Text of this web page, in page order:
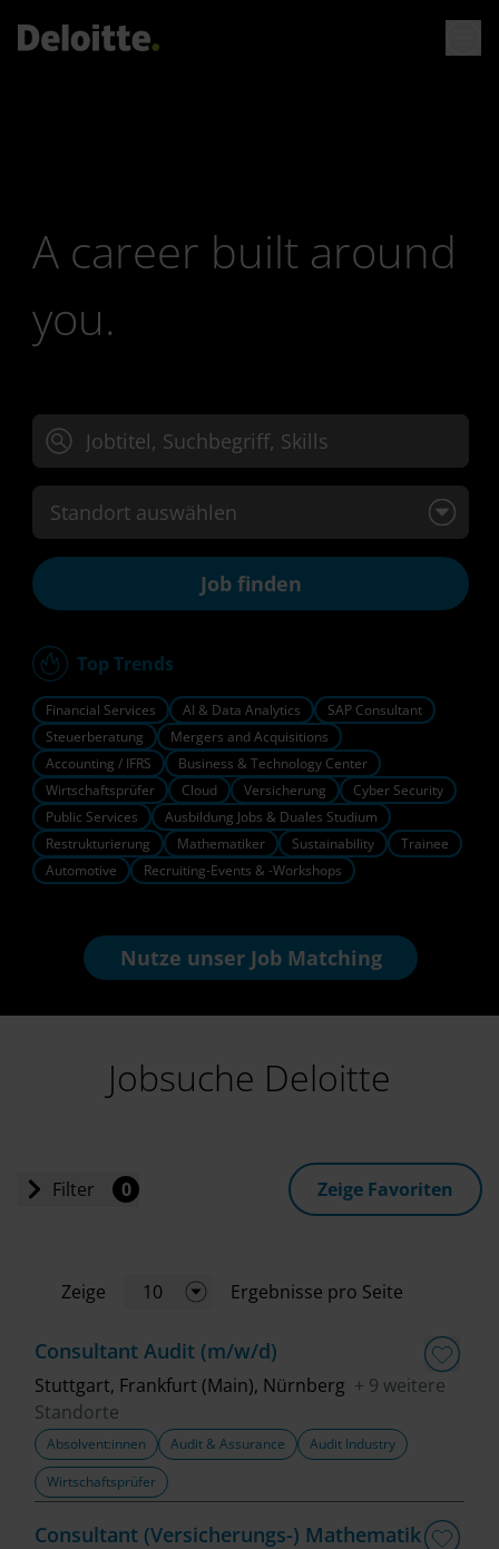
A career built around
you.
Jobtitel, Suchbegriff oder Skills eingeben
Standort auswählen
Top Trends
Financial Services AI & Data Analytics
SAP Consultant
Steuerberatung
Mergers and Acquisitions
Accounting / IFRS
Business & Technology Center
Wirtschaftsprüfer
Cloud Versicherung
Cyber Security
Public Services
Ausbildung Jobs & Duales Studium
Restrukturierung
Mathematiker Sustainability
Trainee
Automotive
Recruiting-Events & -Workshops
Nutze unserJob Matching
Jobsuche Deloitte
Filter 0
Standort
Geschäftsbereich
Zeige Favoriten
Zeige 10 Ergebnisse pro Seite
Consultant Audit (m/w/d)
Stuttgart, Frankfurt (Main), Nürnberg + 9 weitere
Standorte
Absolvent:innen Audit & Assurance
Audit Industry
Wirtschaftsprüfer
Consultant (Versicherungs-) Mathematik